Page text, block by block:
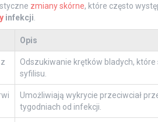
zmiany skórne, które często
infekcji
Opis
Odszukiwanie krętków bladych,
syfilisu.
Umożliwiają wykrycie przeciwciał
tygodniach od infekcji.